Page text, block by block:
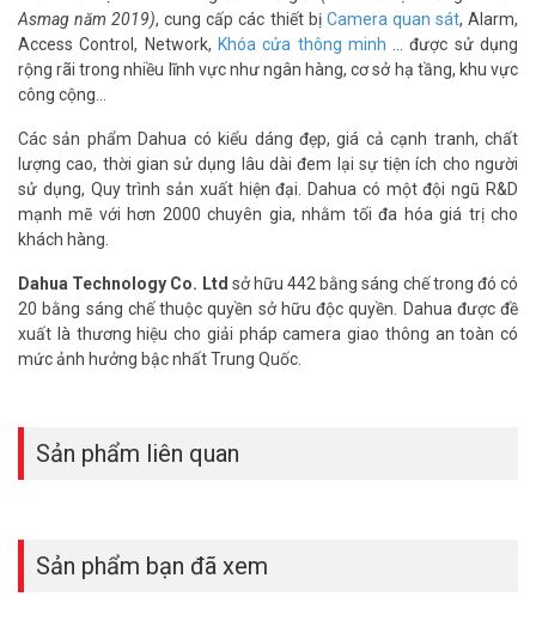
Asmag năm 2019), cung cấp các thiết bị Camera quan sát, Alarm,
Access Control, Network, Khóa cửa thông minh … được sử dụng
rộng rãi trong nhiều lĩnh vực như ngân hàng, cơ sở hạ tầng, khu vực
công cộng…
Các sản phẩm Dahua có kiểu dáng đẹp, giá cả cạnh tranh, chất
lượng cao, thời gian sử dụng lâu dài đem lại sự tiện ích cho người
sử dụng, Quy trình sản xuất hiện đại. Dahua có một đội ngũ R&D
mạnh mẽ với hơn 2000 chuyên gia, nhằm tối đa hóa giá trị cho
khách hàng.
Dahua Technology Co. Ltd sở hữu 442 bằng sáng chế trong đó có
20 bằng sáng chế thuộc quyền sở hữu độc quyền. Dahua được đề
xuất là thương hiệu cho giải pháp camera giao thông an toàn có
mức ảnh hưởng bậc nhất Trung Quốc.
Sản phẩm liên quan
Sản phẩm bạn đã xem